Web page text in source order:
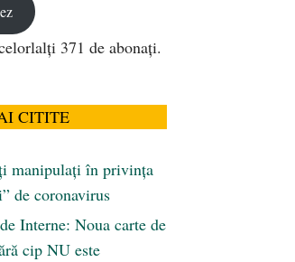
371 de abonați.
CITITE
manipulați în privința
de coronavirus
Interne: Noua carte de
cip NU este